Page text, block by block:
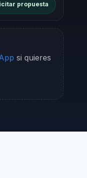
propuesta
si quieres